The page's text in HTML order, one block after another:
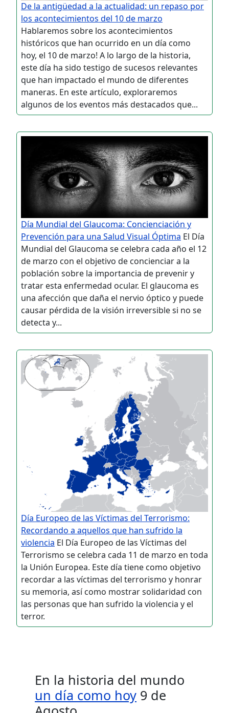
De la antigüedad a la actualidad: un repaso por
los acontecimientos del 10 de marzo
Hablaremos sobre los acontecimientos
históricos que han ocurrido en un día como
hoy, el 10 de marzo! A lo largo de la historia,
este día ha sido testigo de sucesos relevantes
que han impactado el mundo de diferentes
maneras. En este artículo, exploraremos
algunos de los eventos más destacados que...
Día Mundial del Glaucoma: Concienciación y
Prevención para una Salud Visual Óptima El Día
Mundial del Glaucoma se celebra cada año el 12
de marzo con el objetivo de concienciar a la
población sobre la importancia de prevenir y
tratar esta enfermedad ocular. El glaucoma es
una afección que daña el nervio óptico y puede
causar pérdida de la visión irreversible si no se
detecta y...
Día Europeo de las Víctimas del Terrorismo:
Recordando a aquellos que han sufrido la
violencia El Día Europeo de las Víctimas del
Terrorismo se celebra cada 11 de marzo en toda
la Unión Europea. Este día tiene como objetivo
recordar a las víctimas del terrorismo y honrar
su memoria, así como mostrar solidaridad con
las personas que han sufrido la violencia y el
terror.
En la historia del mundo
un día como hoy 9 de